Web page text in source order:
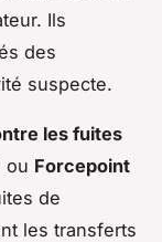
Ils
des
suspecte.
les fuites
ou Forcepoint
de
les transferts